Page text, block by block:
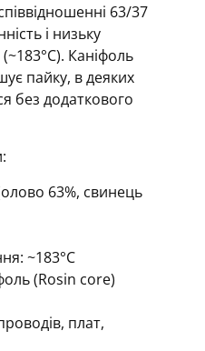
63/37
і низьку
Каніфоль
пайку, в деяких
без додаткового
63%, свинець
~183°C
(Rosin core)
плат,